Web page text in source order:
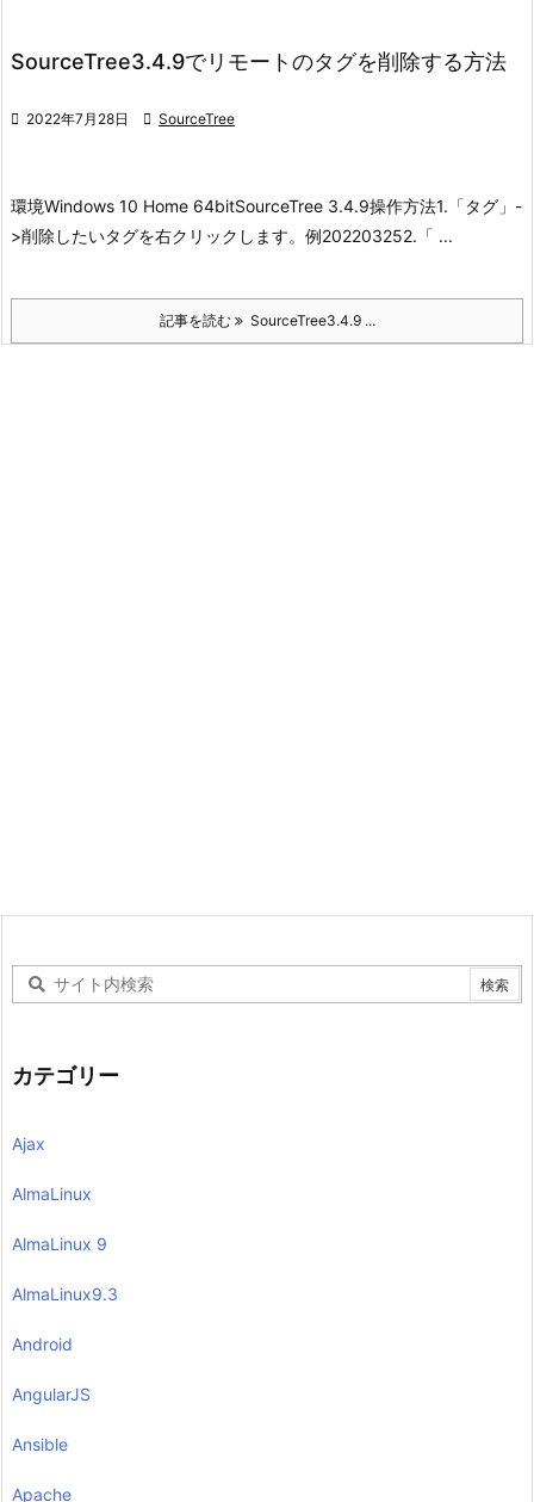
SourceTree3.4.9でリモートのタグを削除する方法
 2022年7月28日  SourceTree
環境Windows 10 Home 64bitSourceTree 3.4.9操作方法1.「タグ」-
>削除したいタグを右クリックします。 例202203252.「 ...
記事を読む SourceTree3.4.9 ...
カテゴリー
Ajax
AlmaLinux
AlmaLinux 9
AlmaLinux9.3
Android
AngularJS
Ansible
Apache